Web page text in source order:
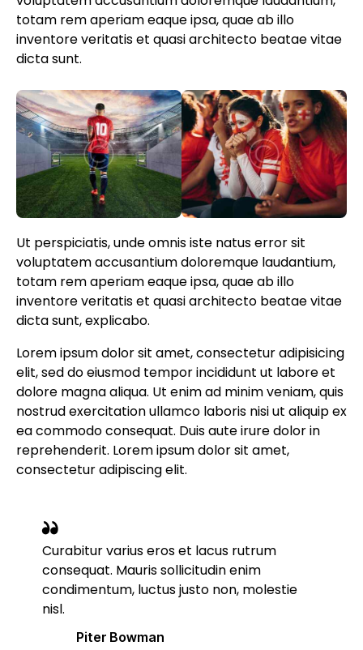
totam rem aperiam eaque ipsa, quae ab illo
inventore veritatis et quasi architecto beatae vitae
dicta sunt.
Ut perspiciatis, unde omnis iste natus error sit
voluptatem accusantium doloremque laudantium,
totam rem aperiam eaque ipsa, quae ab illo
inventore veritatis et quasi architecto beatae vitae
dicta sunt, explicabo.
Lorem ipsum dolor sit amet, consectetur adipisicing
elit, sed do eiusmod tempor incididunt ut labore et
dolore magna aliqua. Ut enim ad minim veniam, quis
nostrud exercitation ullamco laboris nisi ut aliquip ex
ea commodo consequat. Duis aute irure dolor in
reprehenderit. Lorem ipsum dolor sit amet,
consectetur adipiscing elit.
Curabitur varius eros et lacus rutrum
consequat. Mauris sollicitudin enim
condimentum, luctus justo non, molestie
nisl.
Piter Bowman